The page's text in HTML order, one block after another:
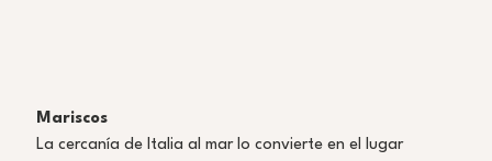
Mariscos
La cercanía de Italia al mar lo convierte en el lugar